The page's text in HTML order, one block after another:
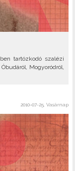
tartózkodó szalézi
Mogyoródról,
2010-07-25, Vasárnap